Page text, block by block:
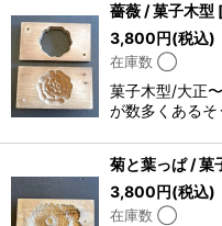
薔薇 / 菓子木型
3,800円(税込)
在庫数 ◯
菓子木型/大正
が数多くある
菊と葉っぱ / 菓
3,800円(税込)
在庫数 ◯